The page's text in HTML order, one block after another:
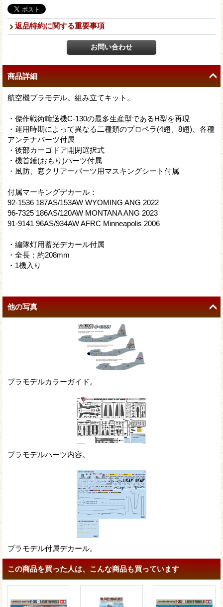
返品特約に関する重要事項
商品詳細
航空機プラモデル。組み立てキット。
・傑作戦術輸送機C-130の最多生産型であるH型を再現
・運用時期によって異なる二種類のプロペラ(4翅、8翅)、各種
アンテナパーツ付属
・後部カーゴドア開閉選択式
・機首錘(おもり)パーツ付属
・風防、窓クリアーパーツ用マスキングシート付属
付属マーキングデカール：
92-1536 187AS/153AW WYOMING ANG 2022
96-7325 186AS/120AW MONTANA ANG 2023
91-9141 96AS/934AW AFRC Minneapolis 2006
・編隊灯用蓄光デカール付属
・全長：約208mm
・1機入り
他の写真
プラモデルカラーガイド。
プラモデルパーツ内容。
プラモデル付属デカール。
この商品を買った人は、こんな商品も買っています